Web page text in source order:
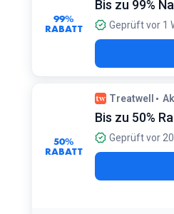
99%
RABATT
Bis zu 99%
Geprüft vor 1
50%
RABATT
Treatwell
Bis zu 50%
Geprüft vor